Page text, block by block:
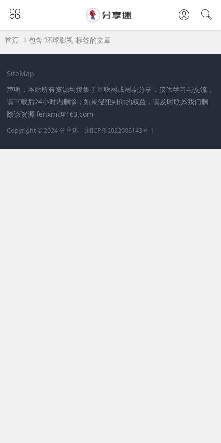
首页 包含"环球影视"标签的文章
SiteMap
声明：本站所有资源均搜集于互联网或网友分享，仅供学习与交流，
请下载后24小时内删除；如果侵犯到你的权益，请及时联系我们删
除该资源 fenxmi@163.com
Copyright © 2024分享迷 湘ICP备2022006143号-1